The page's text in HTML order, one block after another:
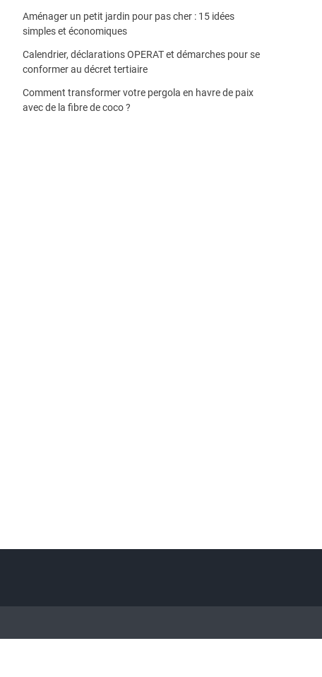
Aménager un petit jardin pour pas cher : 15 idées
simples et économiques
Calendrier, déclarations OPERAT et démarches pour se
conformer au décret tertiaire
Comment transformer votre pergola en havre de paix
avec de la fibre de coco ?